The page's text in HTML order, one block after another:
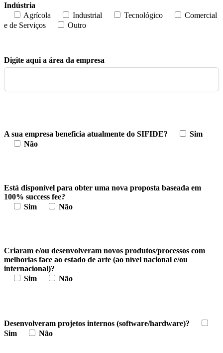
Indústria
Agrícola
Industrial Tecnológico
Comercial
e de Serviços
Outro
Digite aqui a área da empresa
A sua empresa beneficia atualmente do SIFIDE?
Sim
Não
Está disponível para obter uma nova proposta baseada em
100% success fee?
Sim
Não
Criaram e/ou desenvolveram novos produtos/processos com
melhorias face ao estado de arte (ao nível nacional e/ou
internacional)?
Sim
Não
Desenvolveram projetos internos (software/hardware)?
Sim
Não